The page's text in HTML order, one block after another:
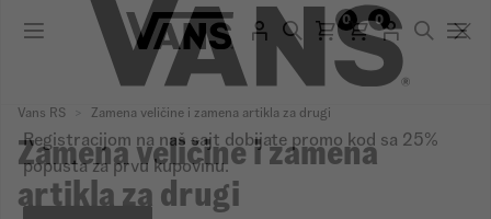
0 0
Vans RS Zamena veličine i zamena artikla za drugi
Zamena veličine i zamena
artikla za drugi
Registracijom na naš sajt dobijate promo kod sa 25%
popusta za prvu kupovinu.